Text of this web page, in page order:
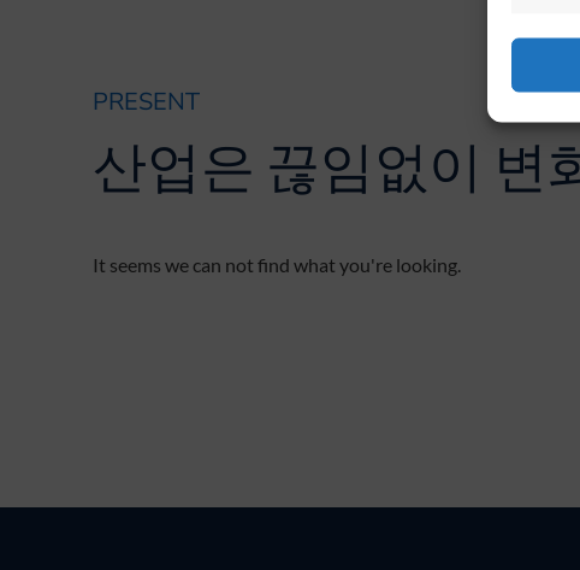
PRESENT
산업은 끊임없이 변
It seems we can not find what you're looking.